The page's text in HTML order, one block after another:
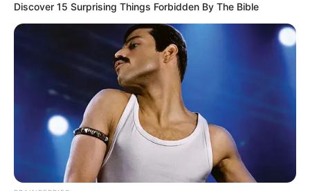
Discover 15 Surprising Things Forbidden By The Bible